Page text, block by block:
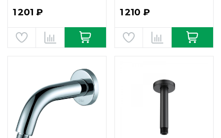
1 201 ₽ 1 210 ₽